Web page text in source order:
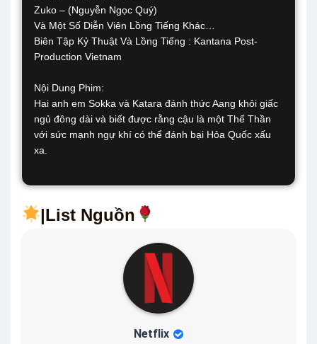
Zuko – (Nguyễn Ngọc Quý)
Và Một Số Diễn Viên Lồng Tiếng Khác…
Biên Tập Kỷ Thuật Và Lồng Tiếng : Kantana Post-
Production Vietnam
Nội Dung Phim:
Hai anh em Sokka và Katara đánh thức Aang khỏi giấc
ngủ đông dài và biết được rằng cậu là một Thế Thần
với sức mạnh ngự khí có thể đánh bại Hỏa Quốc xấu
xa.
|List Nguồn
Netflix